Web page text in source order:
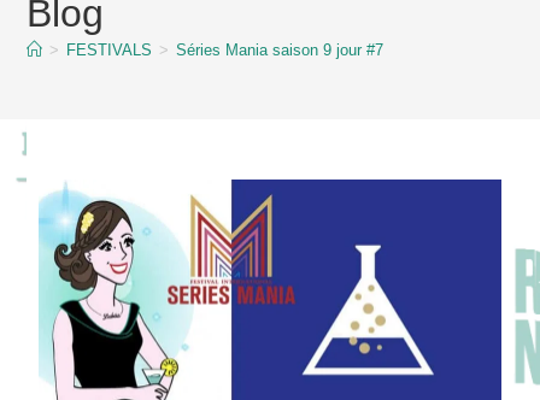
contentBlog
> FESTIVALS > Séries Mania saison 9 jour #7